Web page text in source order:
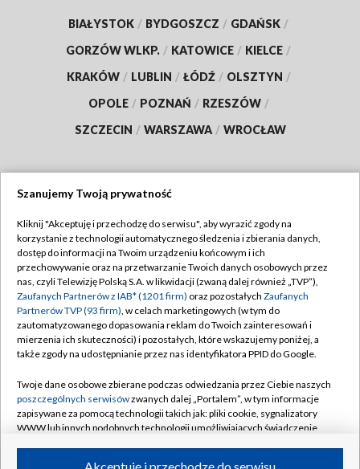
BIAŁYSTOK / BYDGOSZCZ / GDAŃSK /
GORZÓW WLKP. / KATOWICE / KIELCE /
KRAKÓW / LUBLIN / ŁÓDŹ / OLSZTYN /
OPOLE / POZNAŃ / RZESZÓW /
SZCZECIN / WARSZAWA / WROCŁAW
TVP
Abonament TVP
Emisja w TVP
Centrum informacji TVP
Naziemna Telewizja Cyfrowa
Rada Programowa
System NOS
Informacje o nadawcy
Regulamin TVP
Polityka prywatności
Moje zgody
Pomoc
Kontakt
Kanały
Szanujemy Twoją prywatność
Kliknij "Akceptuję i przechodzę do serwisu", aby wyrazić zgody na
korzystanie z technologii automatycznego śledzenia i zbierania danych,
dostęp do informacji na Twoim urządzeniu końcowym i ich
przechowywanie oraz na przetwarzanie Twoich danych osobowych przez
nas, czyli Telewizję Polską S.A. w likwidacji (zwaną dalej również „TVP”),
Zaufanych Partnerów z IAB* (1201 firm) oraz pozostałych Zaufanych
Partnerów TVP (93 firm), w celach marketingowych (w tym do
zautomatyzowanego dopasowania reklam do Twoich zainteresowań i
mierzenia ich skuteczności) i pozostałych, które wskazujemy poniżej, a
także zgody na udostępnianie przez nas identyfikatora PPID do Google.
Twoje dane osobowe zbierane podczas odwiedzania przez Ciebie naszych
poszczególnych serwisówzwanych dalej „Portalem”, w tym informacje
zapisywane za pomocą technologii takich jak: pliki cookie, sygnalizatory
WWW lub innych podobnych technologii umożliwiających świadczenie